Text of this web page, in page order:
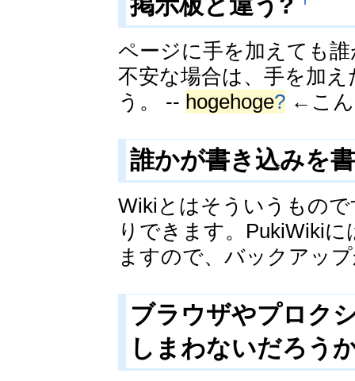
ページに手を加えても
不安な場合は、手を加
う。 -- hogehoge? ←こ
誰かが書き込みを
Wikiとはそういうもの
りできます。PukiWiki
ますので、バックアッ
ブラウザやプロク
しまわないだろう